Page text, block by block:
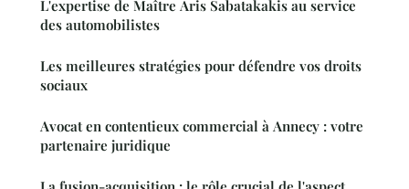
L'expertise de Maître Aris Sabatakakis au service
des automobilistes
Les meilleures stratégies pour défendre vos droits
sociaux
Avocat en contentieux commercial à Annecy : votre
partenaire juridique